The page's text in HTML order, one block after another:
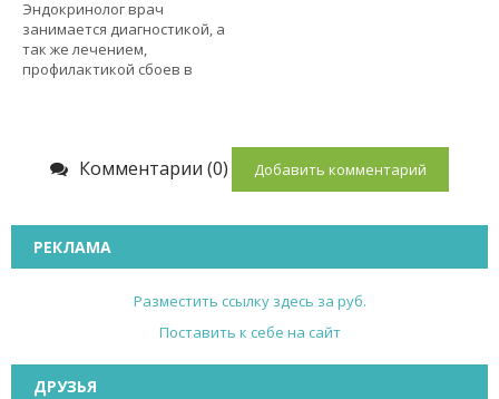
Эндокринолог врач
занимается диагностикой, а
так же лечением,
профилактикой сбоев в
Комментарии (0) Добавить комментарий
РЕКЛАМА
Разместить ссылку здесь за руб.
Поставить к себе на сайт
ДРУЗЬЯ